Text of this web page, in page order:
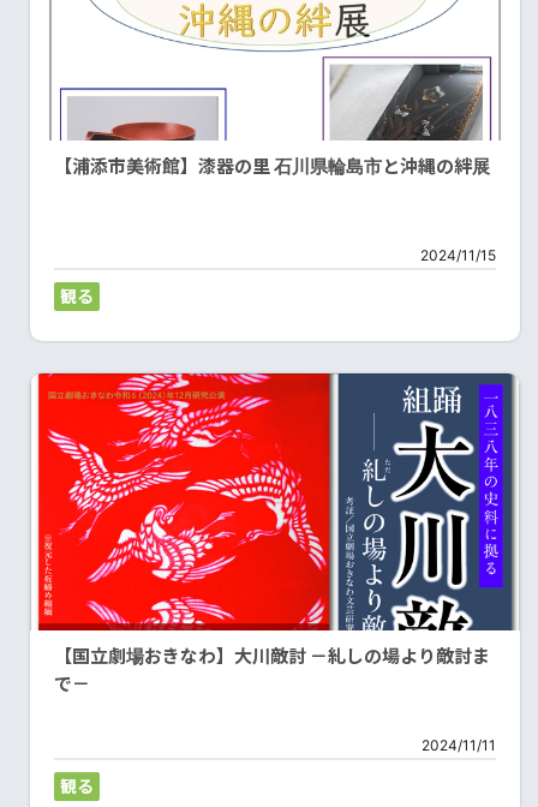
【浦添市美術館】漆器の里 石川県輪島市と沖縄の絆展
2024/11/15
観る
【国立劇場おきなわ】大川敵討 －糺しの場より敵討ま
で－
2024/11/11
観る